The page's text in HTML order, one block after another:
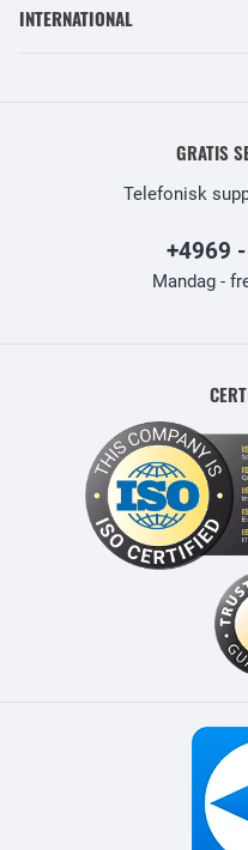
INTERNATIONAL
GRATIS
Telefonisk
+4969
Mandag -